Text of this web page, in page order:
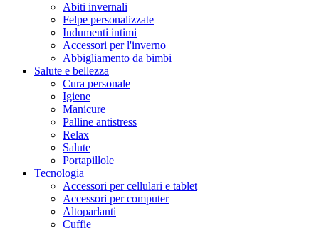
Abiti invernali
Felpe personalizzate
Indumenti intimi
Accessori per l'inverno
Abbigliamento da bimbi
Salute e bellezza
Cura personale
Igiene
Manicure
Palline antistress
Relax
Salute
Portapillole
Tecnologia
Accessori per cellulari e tablet
Accessori per computer
Altoparlanti
Cuffie